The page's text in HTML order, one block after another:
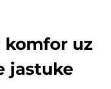
komfor uz
jastuke